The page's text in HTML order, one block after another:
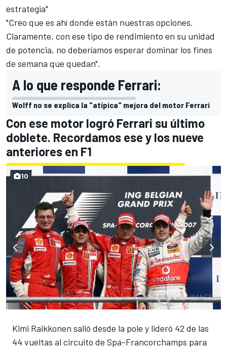
estrategia"
"Creo que es ahí donde están nuestras opciones.
Claramente, con ese tipo de rendimiento en su unidad
de potencia, no deberíamos esperar dominar los fines
de semana que quedan".
A lo que responde Ferrari:
Wolff no se explica la "atípica" mejora del motor Ferrari
Con ese motor logró Ferrari su último
doblete. Recordamos ese y los nueve
anteriores en F1
Kimi Raikkonen salió desde la pole y lideró 42 de las
44 vueltas al circuito de Spa-Francorchamps para
10